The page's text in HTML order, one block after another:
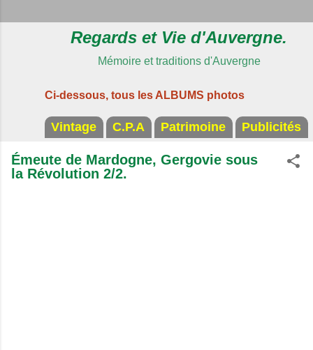
Regards et Vie d'Auvergne.
Mémoire et traditions d'Auvergne
Ci-dessous, tous les ALBUMS photos
Vintage C.P.A Patrimoine Publicités
Émeute de Mardogne, Gergovie sous
la Révolution 2/2.